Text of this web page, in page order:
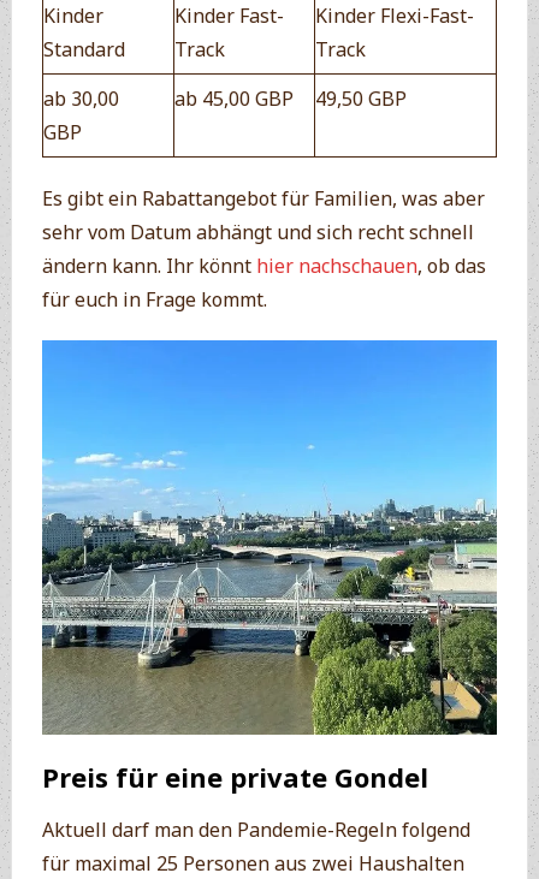
Kinder
Standard
Kinder Fast-
Track
Kinder Flexi-Fast-
Track
ab 30,00
GBP
ab 45,00 GBP 49,50 GBP
Es gibt ein Rabattangebot für Familien, was aber
sehr vom Datum abhängt und sich recht schnell
ändern kann. Ihr könnt hier nachschauen, ob das
für euch in Frage kommt.
Preis für eine private Gondel
Aktuell darf man den Pandemie-Regeln folgend
für maximal 25 Personen aus zwei Haushalten